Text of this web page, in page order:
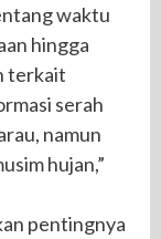
waktu
hingga
terkait
serah
namun
hujan,”
pentingnya